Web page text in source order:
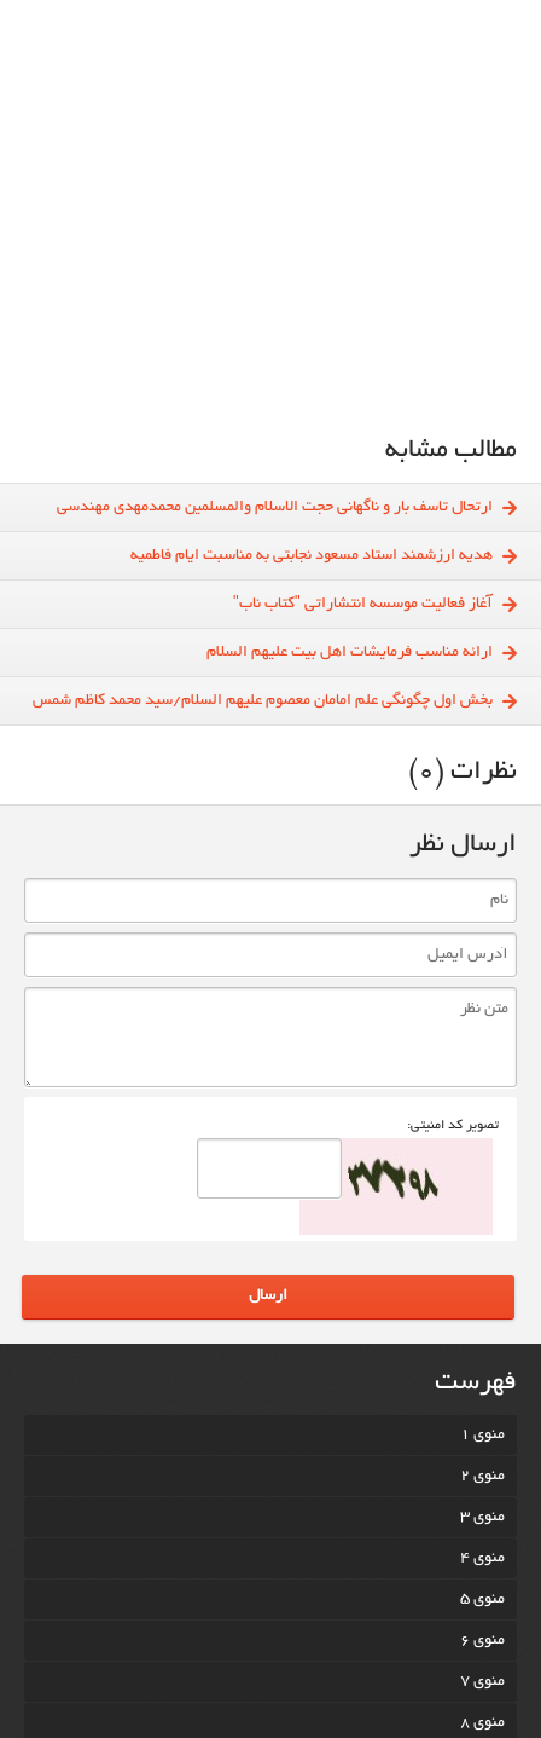
مطالب مشابه
ارتحال تاسف بار و ناگهانی حجت الاسلام والمسلمین محمدمهدی مهندسی
هدیه ارزشمند استاد مسعود نجابتی به مناسبت ایام فاطمیه
آغاز فعالیت موسسه انتشاراتی "کتاب ناب"
ارائه مناسب فرمایشات اهل بیت علیهم السلام
بخش اول چگونگی علم امامان معصوم علیهم السلام/سید محمد کاظم شمس
نظرات (0)
ارسال نظر
تصوير کد امنيتی:
ارسال
فهرست
منوی 1
منوی 2
منوی 3
منوی 4
منوی 5
منوی 6
منوی 7
منوی 8